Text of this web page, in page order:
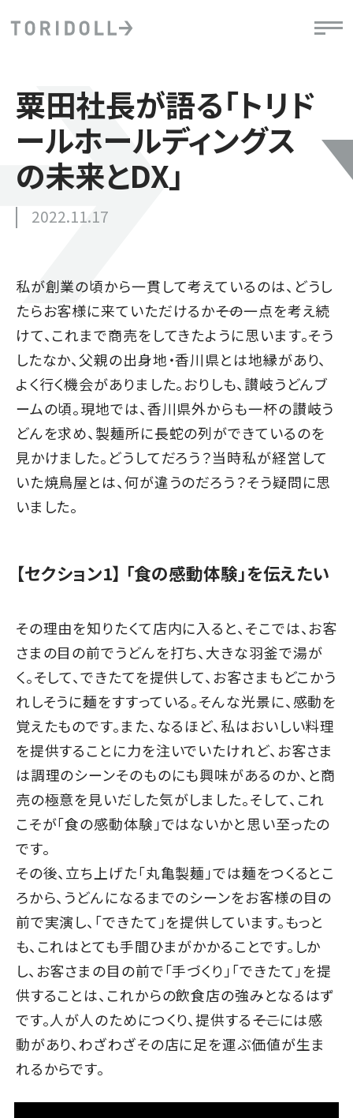
粟田社長が語る「トリド
ールホールディングス
の未来とDX」
2022.11.17
私が創業の頃から一貫して考えているのは、どうし
たらお客様に来ていただけるか――その一点を考え続
けて、これまで商売をしてきたように思います。そう
したなか、父親の出身地・香川県とは地縁があり、
よく行く機会がありました。おりしも、讃岐うどんブ
ームの頃。現地では、香川県外からも一杯の讃岐う
どんを求め、製麺所に長蛇の列ができているのを
見かけました。どうしてだろう？当時私が経営して
いた焼鳥屋とは、何が違うのだろう？そう疑問に思
いました。
【セクション1】 「食の感動体験」を伝えたい
その理由を知りたくて店内に入ると、そこでは、お客
さまの目の前でうどんを打ち、大きな羽釜で湯が
く。そして、できたてを提供して、お客さまもどこかう
れしそうに麺をすすっている。そんな光景に、感動を
覚えたものです。また、なるほど、私はおいしい料理
を提供することに力を注いでいたけれど、お客さま
は調理のシーンそのものにも興味があるのか、と商
売の極意を見いだした気がしました。そして、これ
こそが「食の感動体験」ではないかと思い至ったの
です。
その後、立ち上げた「丸亀製麺」では麺をつくるとこ
ろから、うどんになるまでのシーンをお客様の目の
前で実演し、「できたて」を提供しています。もっと
も、これはとても手間ひまがかかることです。しか
し、お客さまの目の前で「手づくり」「できたて」を提
供することは、これからの飲食店の強みとなるはず
です。人が人のためにつくり、提供する――そこには感
動があり、わざわざその店に足を運ぶ価値が生ま
れるからです。